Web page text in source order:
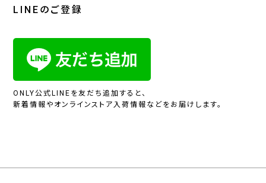
LINEのご登録
ONLY公式LINEを友だち追加すると、
新着情報やオンラインストア入荷情報などをお届けします。